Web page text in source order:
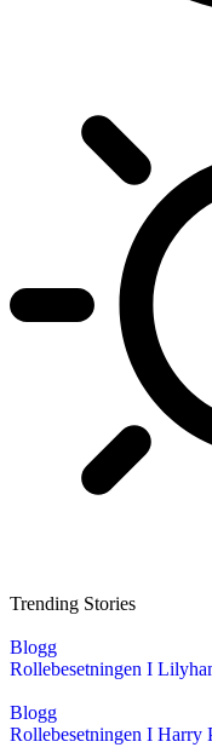
Trending Stories
Blogg
Rollebesetningen I
Blogg
Rollebesetningen I Harry